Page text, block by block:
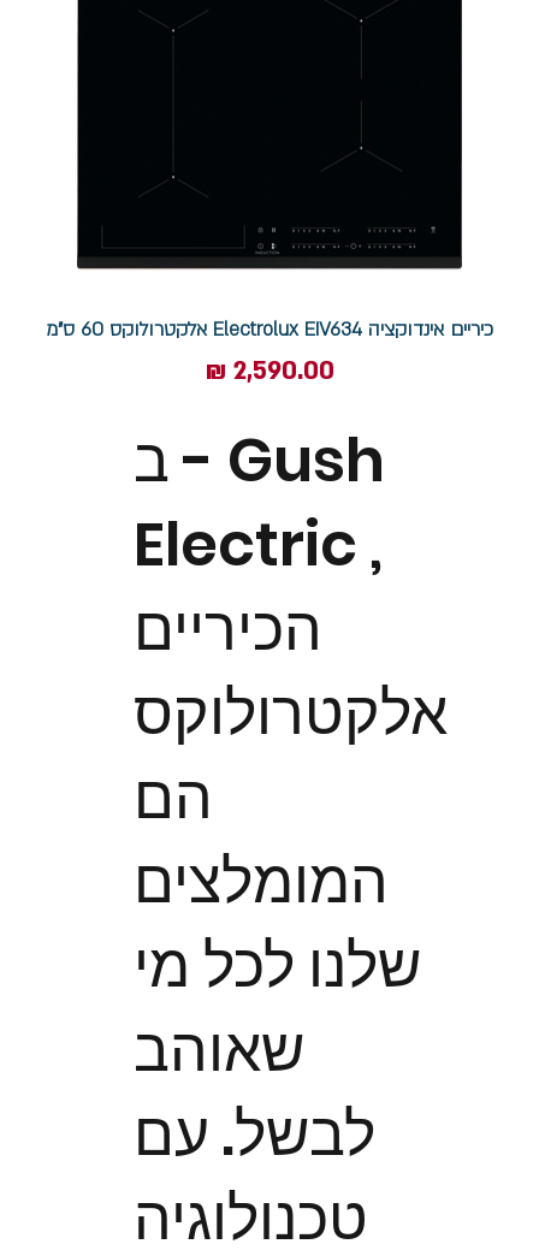
ב - Gush
Electric ,
הכיריים
אלקטרולוקס
הם
המומלצים
שלנו לכל מי
שאוהב
לבשל. עם
טכנולוגיה
כיריים אינדוקציה Electrolux EIV634 אלקטרולוקס 60 ס"מ
מחיר